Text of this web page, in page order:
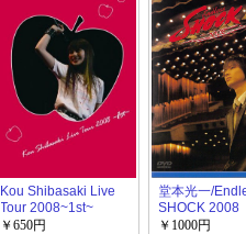
Kou Shibasaki Live
Tour 2008~1st~
￥650円
堂本光一/
SHOCK 2008
￥1000円